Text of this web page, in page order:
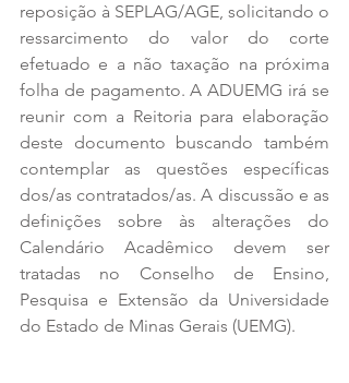
reposição à SEPLAG/AGE, solicitando o
ressarcimento do valor do corte
efetuado e a não taxação na próxima
folha de pagamento. A ADUEMG irá se
reunir com a Reitoria para elaboração
deste documento buscando também
contemplar as questões específicas
dos/as contratados/as. A discussão e as
definições sobre às alterações do
Calendário Acadêmico devem ser
tratadas no Conselho de Ensino,
Pesquisa e Extensão da Universidade
do Estado de Minas Gerais (UEMG).